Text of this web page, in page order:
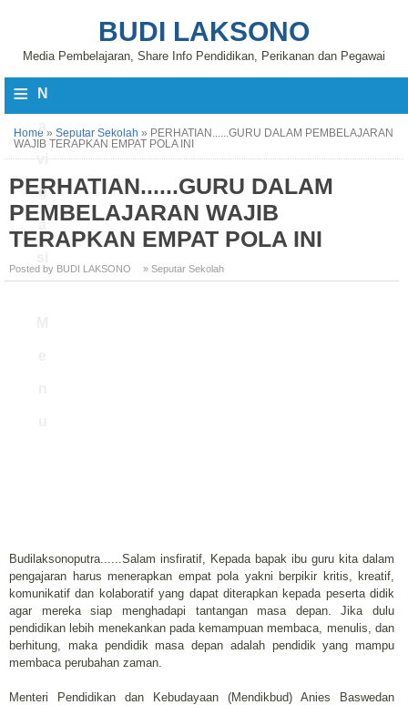
BUDI LAKSONO
Media Pembelajaran, Share Info Pendidikan, Perikanan dan Pegawai
≡ N
vi
g
a
Home » Seputar Sekolah » PERHATIAN......GURU DALAM PEMBELAJARAN
WAJIB TERAPKAN EMPAT POLA INI
PERHATIAN......GURU DALAM
PEMBELAJARAN WAJIB
TERAPKAN EMPAT POLA INI
Posted by BUDI LAKSONO » Seputar Sekolah
Budilaksonoputra......Salam insfiratif, Kepada bapak ibu guru kita dalam
pengajaran harus menerapkan empat pola yakni berpikir kritis, kreatif,
komunikatif dan kolaboratif yang dapat diterapkan kepada peserta didik
agar mereka siap menghadapi tantangan masa depan. Jika dulu
pendidikan lebih menekankan pada kemampuan membaca, menulis, dan
berhitung, maka pendidik masa depan adalah pendidik yang mampu
membaca perubahan zaman.
Menteri Pendidikan dan Kebudayaan (Mendikbud) Anies Baswedan